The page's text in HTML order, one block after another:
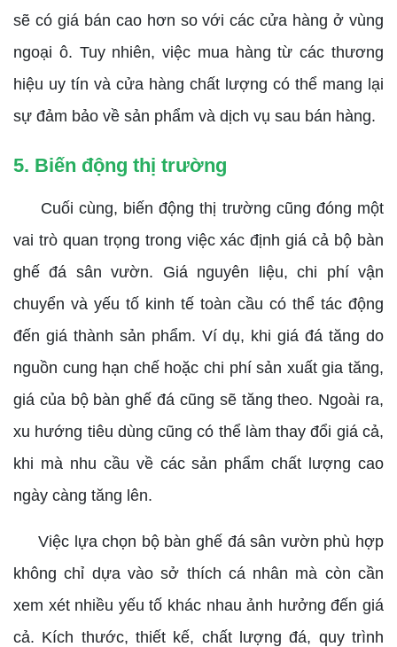
sẽ có giá bán cao hơn so với các cửa hàng ở vùng
ngoại ô. Tuy nhiên, việc mua hàng từ các thương
hiệu uy tín và cửa hàng chất lượng có thể mang lại
sự đảm bảo về sản phẩm và dịch vụ sau bán hàng.
5. Biến động thị trường
Cuối cùng, biến động thị trường cũng đóng một
vai trò quan trọng trong việc xác định giá cả bộ bàn
ghế đá sân vườn. Giá nguyên liệu, chi phí vận
chuyển và yếu tố kinh tế toàn cầu có thể tác động
đến giá thành sản phẩm. Ví dụ, khi giá đá tăng do
nguồn cung hạn chế hoặc chi phí sản xuất gia tăng,
giá của bộ bàn ghế đá cũng sẽ tăng theo. Ngoài ra,
xu hướng tiêu dùng cũng có thể làm thay đổi giá cả,
khi mà nhu cầu về các sản phẩm chất lượng cao
ngày càng tăng lên.
Việc lựa chọn bộ bàn ghế đá sân vườn phù hợp
không chỉ dựa vào sở thích cá nhân mà còn cần
xem xét nhiều yếu tố khác nhau ảnh hưởng đến giá
cả. Kích thước, thiết kế, chất lượng đá, quy trình